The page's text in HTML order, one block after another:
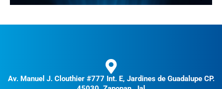
Av. Manuel J. Clouthier #777 Int. E, Jardines de Guadalupe CP.